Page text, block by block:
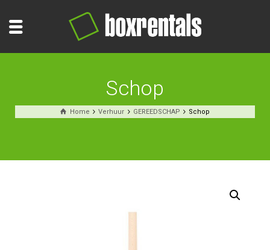
Schop
Home Verhuur GEREEDSCHAP Schop